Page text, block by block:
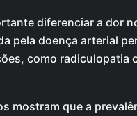
diferenciar a dor
pela doença arterial
como radiculopatia
mostram que a